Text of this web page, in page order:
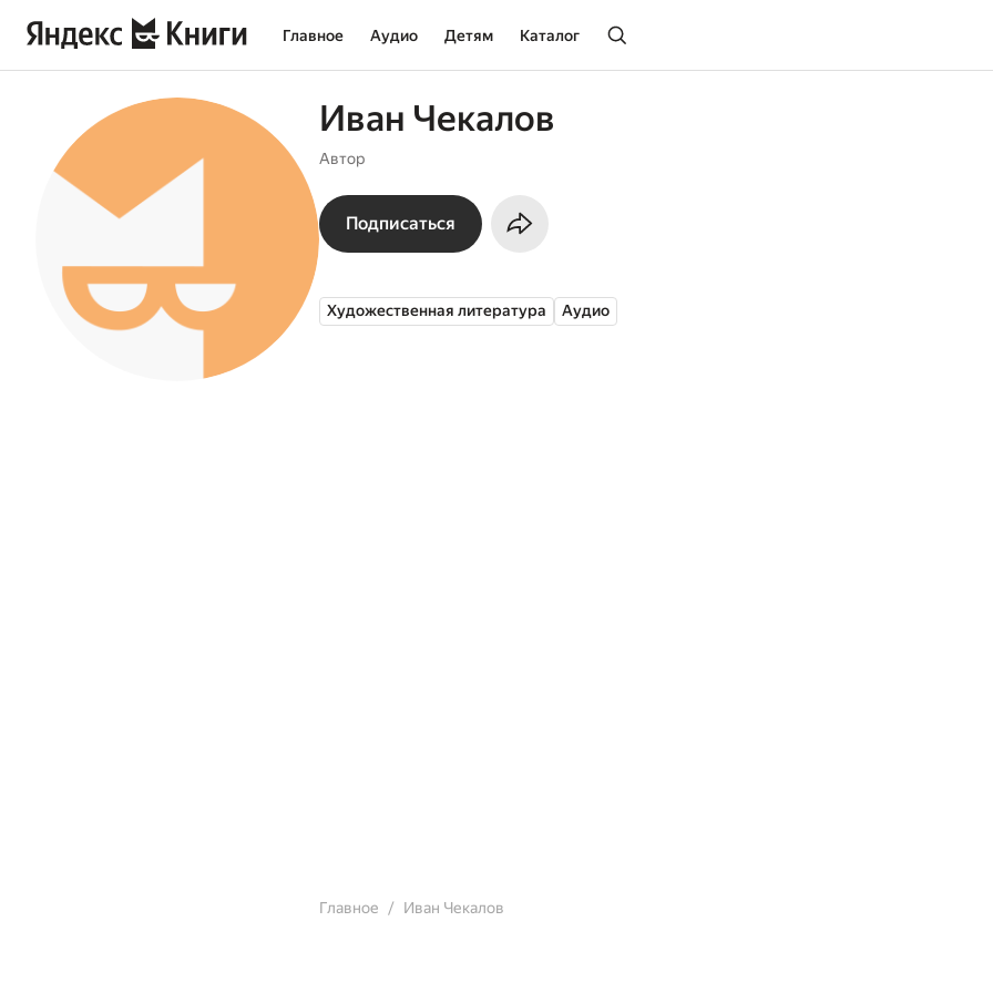
Главное Аудио Детям Каталог
Иван Чекалов
Автор
Подписаться
Художественная литература Аудио
Главное Иван Чекалов